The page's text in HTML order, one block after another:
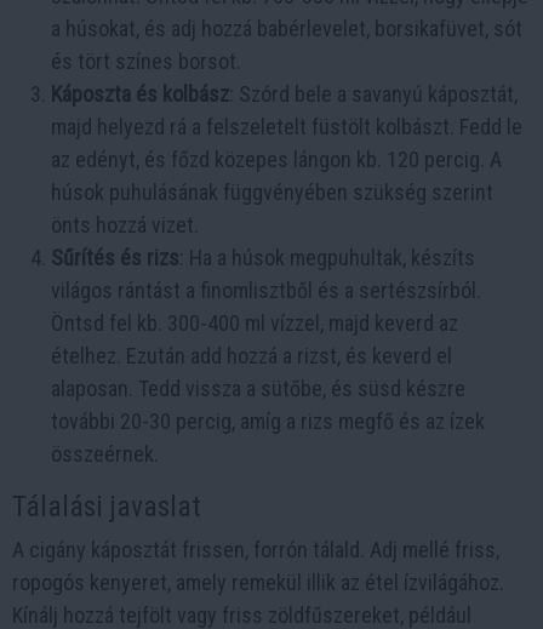
a húsokat, és adj hozzá babérlevelet, borsikafüvet, sót
és tört színes borsot.
Káposzta és kolbász : Szórd bele a savanyú káposztát,
majd helyezd rá a felszeletelt füstölt kolbászt. Fedd le
az edényt, és főzd közepes lángon kb. 120 percig. A
húsok puhulásának függvényében szükség szerint
önts hozzá vizet.
Sűrítés és rizs : Ha a húsok megpuhultak, készíts
világos rántást a finomlisztből és a sertészsírból.
Öntsd fel kb. 300-400 ml vízzel, majd keverd az
ételhez. Ezután add hozzá a rizst, és keverd el
alaposan. Tedd vissza a sütőbe, és süsd készre
további 20-30 percig, amíg a rizs megfő és az ízek
összeérnek.
Tálalási javaslat
A cigány káposztát frissen, forrón tálald. Adj mellé friss,
ropogós kenyeret, amely remekül illik az étel ízvilágához.
Kínálj hozzá tejfölt vagy friss zöldfűszereket, például